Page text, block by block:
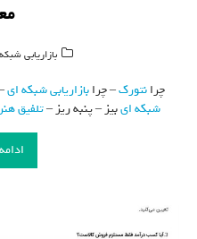
بازاریابی
چرانتورک– چرابازاریابی شبکه ای
شبکه ایبیز – پنبه ریز –تلفیق هنر